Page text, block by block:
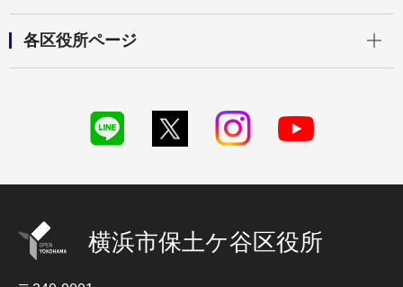
各区役所ページ
横浜市保土ケ谷区役所